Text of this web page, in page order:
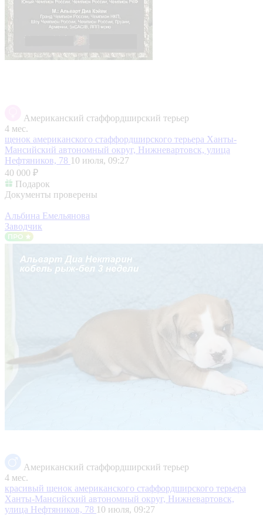
Американский стаффордширский терьер
4 мес.
щенок американского стаффордширского терьера Ханты-
Мансийский автономный округ, Нижневартовск, улица
Нефтяников, 78 10 июля, 09:27
40 000 ₽
Подарок
Документы проверены
Альбина Емельянова
Заводчик
Американский стаффордширский терьер
4 мес.
красивый щенок американского стаффордширского терьера
Ханты-Мансийский автономный округ, Нижневартовск,
улица Нефтяников, 78 10 июля, 09:27